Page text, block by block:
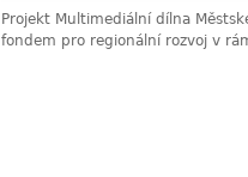
Projekt Multimediální dílna
fondem pro regionální rozvoj v